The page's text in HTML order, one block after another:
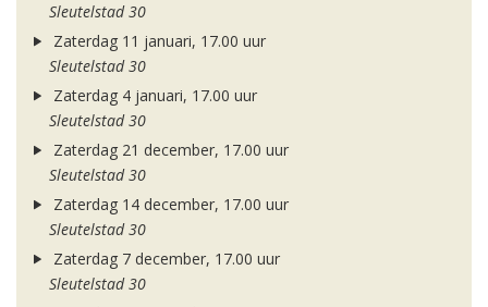
Sleutelstad 30
Zaterdag 11 januari, 17.00 uur
Sleutelstad 30
Zaterdag 4 januari, 17.00 uur
Sleutelstad 30
Zaterdag 21 december, 17.00 uur
Sleutelstad 30
Zaterdag 14 december, 17.00 uur
Sleutelstad 30
Zaterdag 7 december, 17.00 uur
Sleutelstad 30